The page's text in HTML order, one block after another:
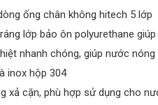
ống chân không hitech 5 lớp
lớp bảo ôn polyurethane
nhanh chóng, giúp nước nóng
inox hộp 304
xả cặn, phù hợp sử dụng cho